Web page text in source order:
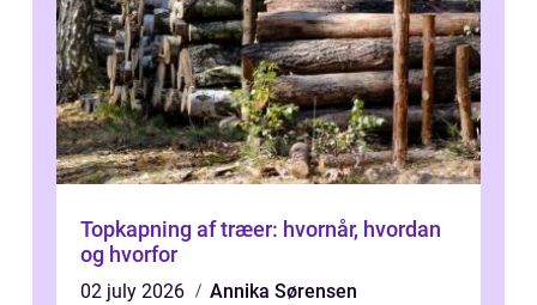
Topkapning af træer: hvornår, hvordan
og hvorfor
02 july 2026
Annika Sørensen